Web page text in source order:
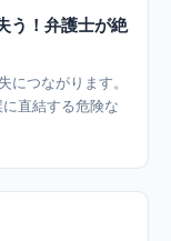
う！弁護士が絶
つながります。
直結する危険な